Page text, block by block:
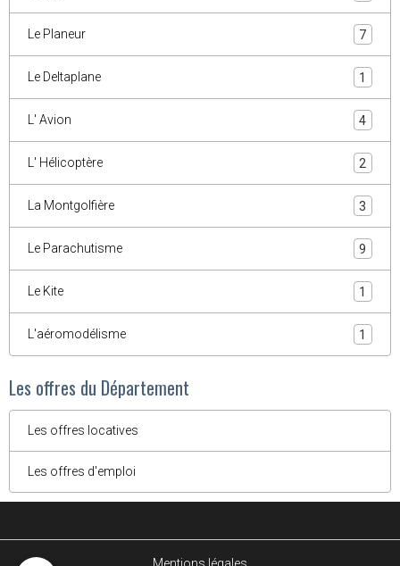
Le Planeur 7
Le Deltaplane 1
L' Avion 4
L' Hélicoptère 2
La Montgolfière 3
Le Parachutisme 9
Le Kite 1
L'aéromodélisme 1
Les offres du Département
Les offres locatives
Les offres d'emploi